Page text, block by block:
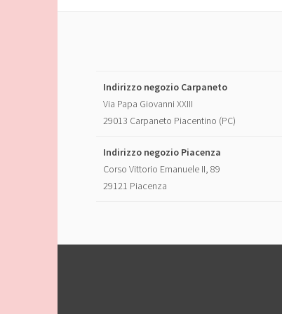
Indirizzo negozio Carpaneto
Via Papa Giovanni XXIII
29013 Carpaneto Piacentino (PC)
Indirizzo negozio Piacenza
Corso Vittorio Emanuele II, 89
29121 Piacenza